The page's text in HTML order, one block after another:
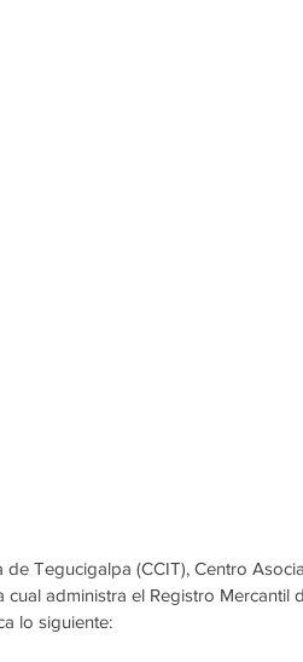
Tegucigalpa (CCIT), Centro
administra el Registro Mercantil
lo siguiente: